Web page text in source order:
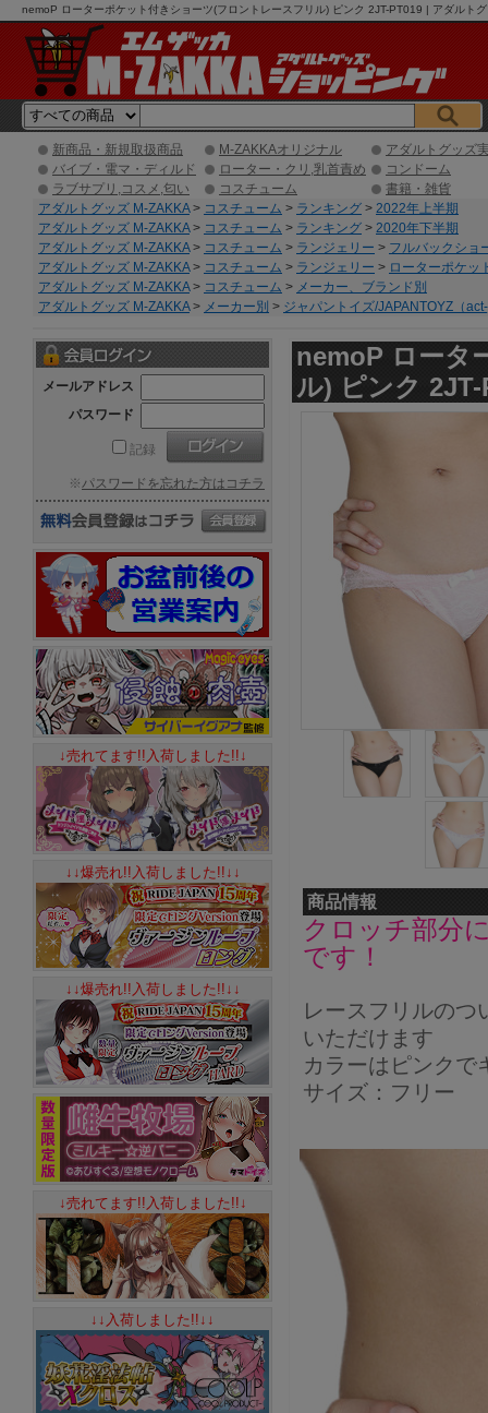
nemoP ローターポケット付きショーツ(フロントレースフリル) ピンク 2JT-PT019 | アダルト
新商品・新規取扱商品 M-ZAKKAオリジナル
アダルトグッズ
バイブ・電マ・ディルド
ローター・クリ,乳首責め
コンドーム
ラブサプリ,コスメ,匂い
コスチューム
書籍・雑貨
アダルトグッズ M-ZAKKA> コスチューム > ランキング > 2022年上半期
アダルトグッズ M-ZAKKA> コスチューム > ランキング > 2020年下半期
アダルトグッズ M-ZAKKA> コスチューム > ランジェリー > フルバックショ
アダルトグッズ M-ZAKKA> コスチューム > ランジェリー > ローターポケッ
アダルトグッズ M-ZAKKA> コスチューム > メーカー、ブランド別
アダルトグッズ M-ZAKKA> メーカー別 > ジャパントイズ/JAPANTOYZ（
nemoP ロータ
ル) ピンク 2JT-
商品情報
クロッチ部分
です！
レースフリルのつ
いただけます
カラーはピンクで
サイズ：フリー
メールアドレス
パスワード
記録
※パスワードを忘れた方はコチラ
↓売れてます!!入荷しました!!↓
↓↓爆売れ!!入荷しました!!↓↓
↓↓爆売れ!!入荷しました!!↓↓
↓売れてます!!入荷しました!!↓
↓↓入荷しました!!↓↓